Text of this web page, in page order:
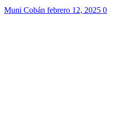
Muni Cobán febrero 12, 2025 0